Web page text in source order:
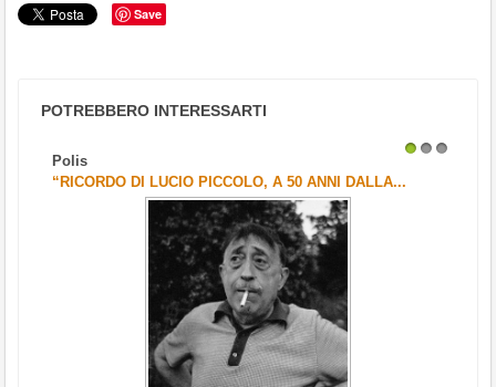
Save
POTREBBERO INTERESSARTI
Polis
“RICORDO DI LUCIO PICCOLO, A 50 ANNI DALLA...